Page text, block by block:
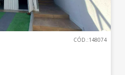
CÓD.:148074